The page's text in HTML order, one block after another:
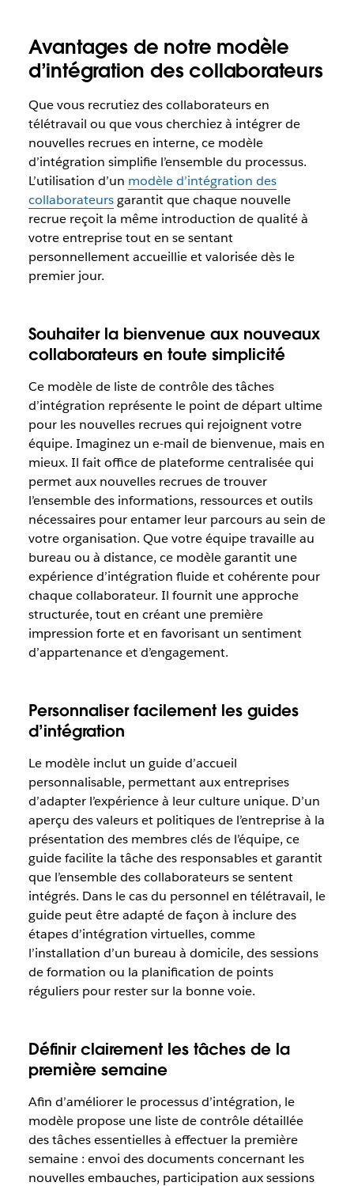
Avantages de notre modèle
d’intégration des collaborateurs
Que vous recrutiez des collaborateurs en
télétravail ou que vous cherchiez à intégrer de
nouvelles recrues en interne, ce modèle
d’intégration simplifie l’ensemble du processus.
L’utilisation d’un modèle d’intégration des
collaborateursgarantit que chaque nouvelle
recrue reçoit la même introduction de qualité à
votre entreprise tout en se sentant
personnellement accueillie et valorisée dès le
premier jour.
Souhaiter la bienvenue aux nouveaux
collaborateurs en toute simplicité
Ce modèle de liste de contrôle des tâches
d’intégration représente le point de départ ultime
pour les nouvelles recrues qui rejoignent votre
équipe. Imaginez un e-mail de bienvenue, mais en
mieux. Il fait office de plateforme centralisée qui
permet aux nouvelles recrues de trouver
l’ensemble des informations, ressources et outils
nécessaires pour entamer leur parcours au sein de
votre organisation. Que votre équipe travaille au
bureau ou à distance, ce modèle garantit une
expérience d’intégration fluide et cohérente pour
chaque collaborateur. Il fournit une approche
structurée, tout en créant une première
impression forte et en favorisant un sentiment
d’appartenance et d’engagement.
Personnaliser facilement les guides
d’intégration
Le modèle inclut un guide d’accueil
personnalisable, permettant aux entreprises
d’adapter l’expérience à leur culture unique. D’un
aperçu des valeurs et politiques de l’entreprise à la
présentation des membres clés de l’équipe, ce
guide facilite la tâche des responsables et garantit
que l’ensemble des collaborateurs se sentent
intégrés. Dans le cas du personnel en télétravail, le
guide peut être adapté de façon à inclure des
étapes d’intégration virtuelles, comme
l’installation d’un bureau à domicile, des sessions
de formation ou la planification de points
réguliers pour rester sur la bonne voie.
Définir clairement les tâches de la
première semaine
Afin d’améliorer le processus d’intégration, le
modèle propose une liste de contrôle détaillée
des tâches essentielles à effectuer la première
semaine : envoi des documents concernant les
nouvelles embauches, participation aux sessions